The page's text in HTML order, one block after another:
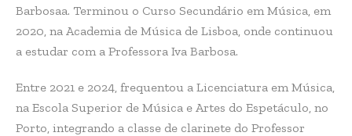
Barbosaa. Terminou o Curso Secundário em Música, em
2020, na Academia de Música de Lisboa, onde continuou
a estudar com a Professora Iva Barbosa.
Entre 2021 e 2024, frequentou a Licenciatura em Música,
na Escola Superior de Música e Artes do Espetáculo, no
Porto, integrando a classe de clarinete do Professor